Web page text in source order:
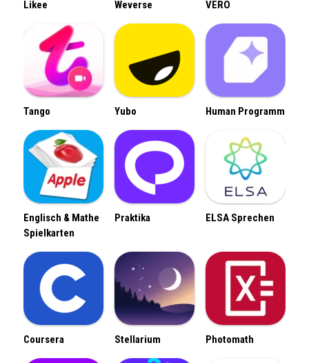
Likee Weverse VERO
Tango Yubo Human Programm
Englisch & Mathe
Spielkarten
Praktika ELSA Sprechen
Coursera Stellarium Photomath